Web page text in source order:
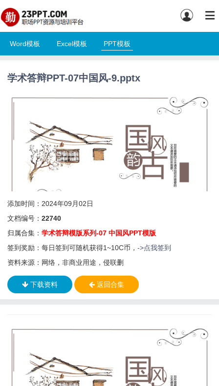
Word模板 Excel模板 PPT模板
学术答辩PPT-07中国风-9.pptx
添加时间：2024年09月02日
文档编号： 22740
归属合集： 学术答辩模版系列-07 中国风PPT模版
签到奖励：每日签到可随机获得1~10C币， ->点我签到
资料来源：网络，非商业用途，侵联删
下载资料 返回合集